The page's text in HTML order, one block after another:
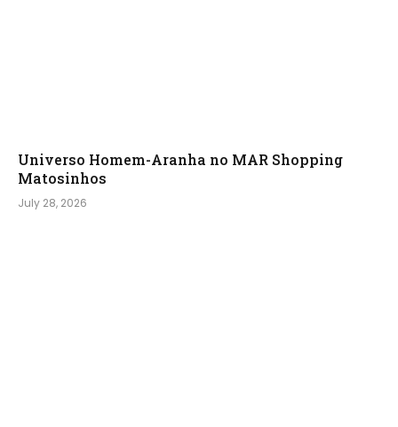
Universo Homem-Aranha no MAR Shopping
Matosinhos
July 28, 2026